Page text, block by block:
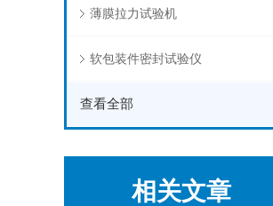
薄膜拉力试验机
软包装件密封试验仪
查看全部
相关文章